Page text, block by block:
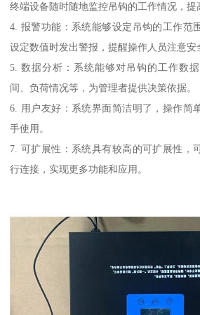
终端设备随时随地监控吊钩的工作情况，提
4. 报警功能：系统能够设定吊钩的工作范
设定数值时发出警报，提醒操作人员注意安
5. 数据分析：系统能够对吊钩的工作数
间、负荷情况等，为管理者提供决策依据。
6. 用户友好：系统界面简洁明了，操作简
手使用。
7. 可扩展性：系统具有较高的可扩展性，
行连接，实现更多功能和应用。